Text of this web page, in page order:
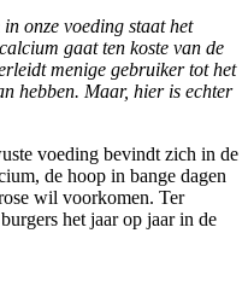
onze voeding staat het
gaat ten koste van de
menige gebruiker tot het
hebben. Maar, hier is echter
voeding bevindt zich in de
de hoop in bange dagen
wil voorkomen. Ter
het jaar op jaar in de